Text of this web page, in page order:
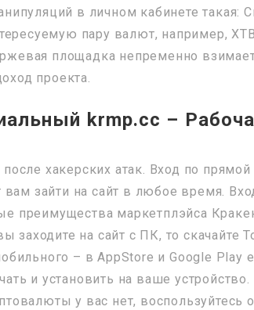
в личном кабинете такая:
пару валют, например, XTB/
площадка непременно
проекта.
krmp.cc –
хакерских атак. Вход по
вам зайти на сайт в любое время.
преимущества маркетплэйса
заходите на сайт с ПК, то скачайте
– в AppStore и Google Play
и установить на ваше устройство.
у вас нет, воспользуйтесь